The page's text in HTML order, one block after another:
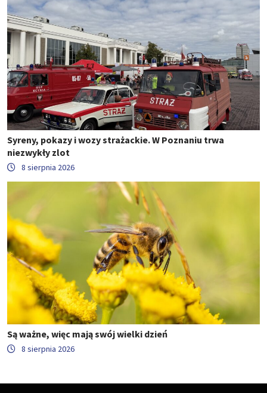
Syreny, pokazy i wozy strażackie. W Poznaniu trwa
niezwykły zlot
8 sierpnia 2026
Są ważne, więc mają swój wielki dzień
8 sierpnia 2026